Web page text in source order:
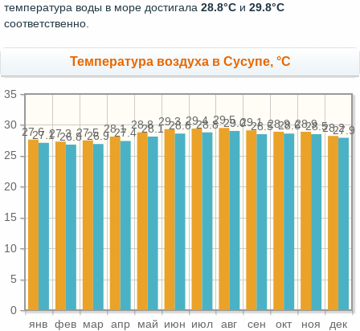
температура воды в море достигала 28.8°C и 29.8°C
соответственно.
Температура воздуха в Сусупе, °C
янв фев мар апр май июн июл авг сен окт ноя дек
0
5
10
15
20
25
30
35
28.2
28.9
28.9
29.1
29.5
29.4
29.3
28.8
28.1
27.5
27.3
27.6 27.9
28.5
28.6
28.5
29.0
28.8
28.6
28.1
27.4
26.9
26.8
27.1